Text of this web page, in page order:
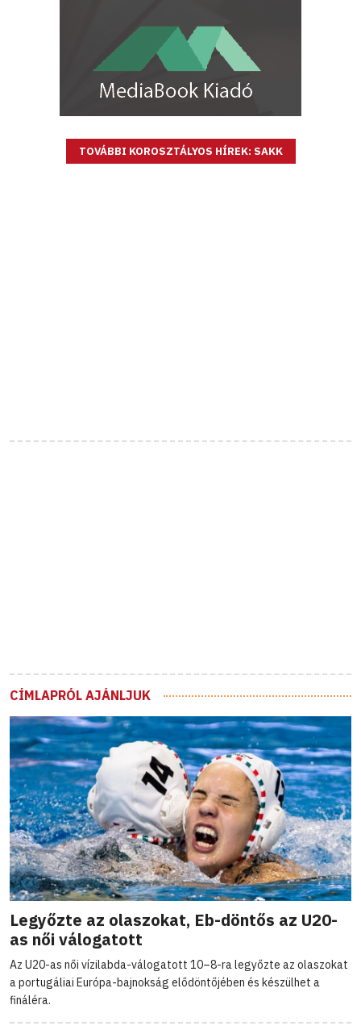
TOVÁBBI KOROSZTÁLYOS HÍREK: SAKK
CÍMLAPRÓL AJÁNLJUK
Legyőzte az olaszokat, Eb-döntős az U20-
as női válogatott
Az U20-as női vízilabda-válogatott 10–8-ra legyőzte az olaszokat
a portugáliai Európa-bajnokság elődöntőjében és készülhet a
fináléra.